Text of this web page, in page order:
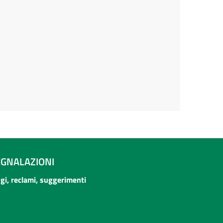
reclami, suggerimenti